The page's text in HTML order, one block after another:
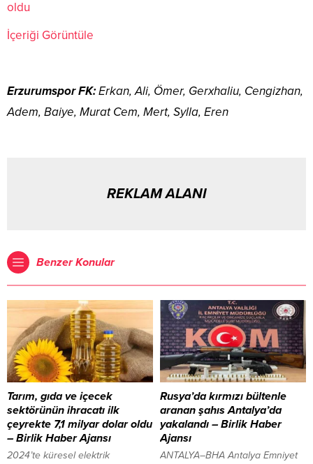
oldu
İçeriği Görüntüle
Erzurumspor FK:Erkan, Ali, Ömer, Gerxhaliu, Cengizhan,
Adem, Baiye, Murat Cem, Mert, Sylla, Eren
REKLAM ALANI
Benzer Konular
Tarım, gıda ve içecek
sektörünün ihracatı ilk
çeyrekte 7,1 milyar dolar oldu
– Birlik Haber Ajansı
2024’te küresel elektrik
Rusya’da kırmızı bültenle
aranan şahıs Antalya’da
yakalandı – Birlik Haber
Ajansı
ANTALYA–BHA Antalya Emniyet